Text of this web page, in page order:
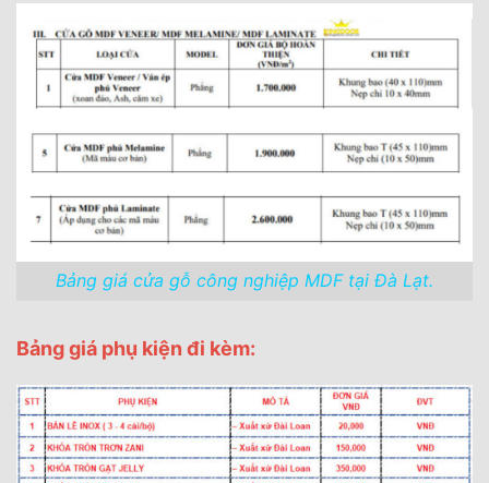
Bảng giá cửa gỗ công nghiệp MDF tại Đà Lạt.
Bảng giá phụ kiện đi kèm: